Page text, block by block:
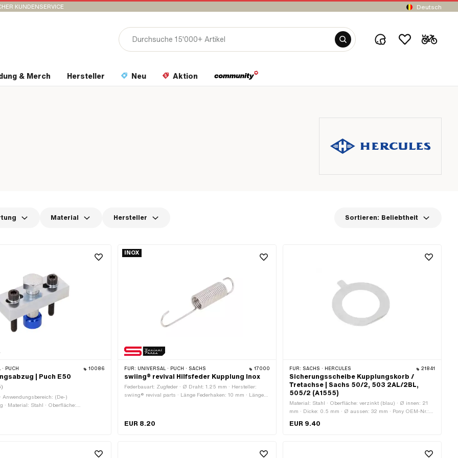
KUNDENSERVICE Deutsch
& Merch Hersteller Neu Aktion
Material Hersteller Sortieren: Beliebtheit
· PUCH 10086
| Puch E50
Anwendungsbereich: (De-)
· Material: Stahl · Oberfläche:
INOX
FÜR: UNIVERSAL · PUCH · SACHS 17000
swiing® revival Hilfsfeder Kupplung Inox
Federbauart: Zugfeder · Ø Draht: 1.25 mm · Hersteller:
swiing® revival parts · Länge Federhaken: 10 mm · Länge
mm
EUR 8.20
FÜR: SACHS · HERCULES 21841
Sicherungsscheibe Kupplungskorb /
Tretachse | Sachs 50/2, 503 2AL/2BL,
505/2 (A1555)
Material: Stahl · Oberfläche: verzinkt (blau) · Ø innen: 21
mm · Dicke: 0.5 mm · Ø aussen: 32 mm · Pony OEM-Nr.:
EUR 9.40